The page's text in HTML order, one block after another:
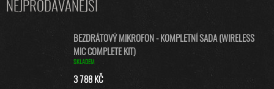
NEJPRODÁVANĚJŠÍ
BEZDRÁTOVÝ MIKROFON - KOMPLETNÍ SADA (WIRELESS
MIC COMPLETE KIT)
SKLADEM
3 788 KČ